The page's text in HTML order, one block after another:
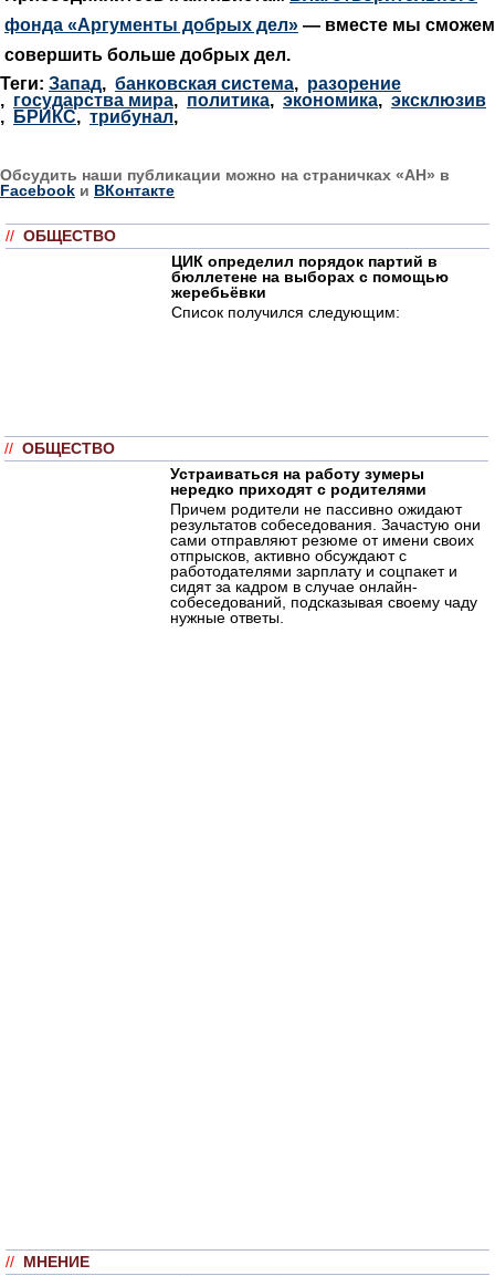
фонда «Аргументы добрых дел» — вместе мы сможем
совершить больше добрых дел.
Теги: Запад, банковская система, разорение
, государства мира, политика, экономика, эксклюзив
,
БРИКС, трибунал,
Обсудить наши публикации можно на страничках «АН» в
Facebook и ВКонтакте
// ОБЩЕСТВО
ЦИК определил порядок партий в
бюллетене на выборах с помощью
жеребьёвки
Список получился следующим:
// ОБЩЕСТВО
Устраиваться на работу зумеры
нередко приходят с родителями
Причем родители не пассивно ожидают
результатов собеседования. Зачастую они
сами отправляют резюме от имени своих
отпрысков, активно обсуждают с
работодателями зарплату и соцпакет и
сидят за кадром в случае онлайн-
собеседований, подсказывая своему чаду
нужные ответы.
// МНЕНИЕ